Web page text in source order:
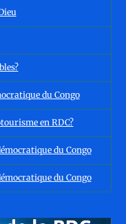
du Congo
en RDC?
du Congo
du Congo